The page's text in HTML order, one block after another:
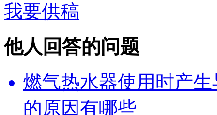
我要供稿
他人回答的问题
燃气热水器使用时产
的原因有哪些